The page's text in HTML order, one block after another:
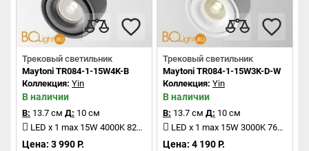
Трековый светильник
Maytoni TR084-1-15W4K-B
Коллекция: Yin
В наличии
В: 13.7 см Д: 10 см
LED x 1 max 15W 4000K 820Lm
Цена: 3 990 Р.
Трековый светильник
Maytoni TR084-1-15W3K-D-W
Коллекция: Yin
В наличии
В: 13.7 см Д: 10 см
LED x 1 max 15W 3000K 760Lm
Цена: 4 190 Р.